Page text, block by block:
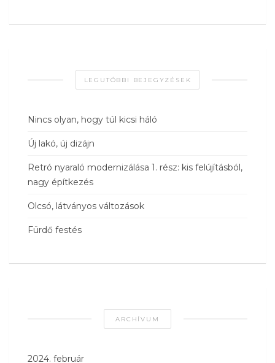
LEGUTÓBBI BEJEGYZÉSEK
Nincs olyan, hogy túl kicsi háló
Új lakó, új dizájn
Retró nyaraló modernizálása 1. rész: kis felújításból,
nagy építkezés
Olcsó, látványos változások
Fürdő festés
ARCHÍVUM
2024. február